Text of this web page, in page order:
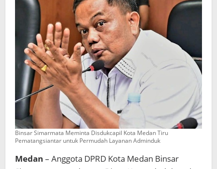
Binsar Simarmata Meminta Disdukcapil Kota Medan Tiru
Pematangsiantar untuk Permudah Layanan Adminduk
Medan – Anggota DPRD Kota Medan Binsar